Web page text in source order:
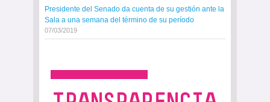
Presidente del Senado da cuenta de su gestión ante la
Sala a una semana del término de su período
07/03/2019